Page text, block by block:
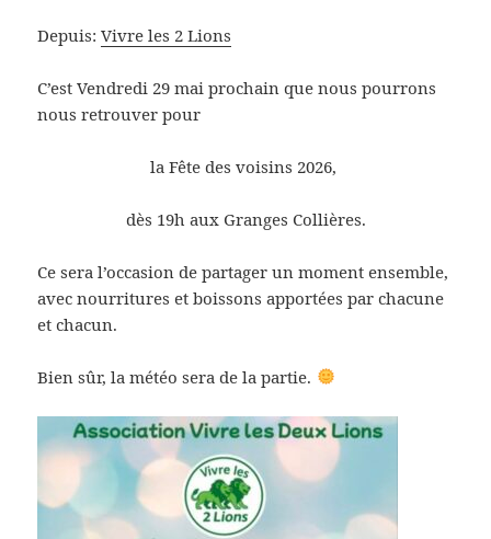
Depuis:Vivre les 2 Lions
C’est Vendredi 29 mai prochain que nous pourrons
nous retrouver pour
la Fête des voisins 2026,
dès 19h aux Granges Collières.
Ce sera l’occasion de partager un moment ensemble,
avec nourritures et boissons apportées par chacune
et chacun.
Bien sûr, la météo sera de la partie.